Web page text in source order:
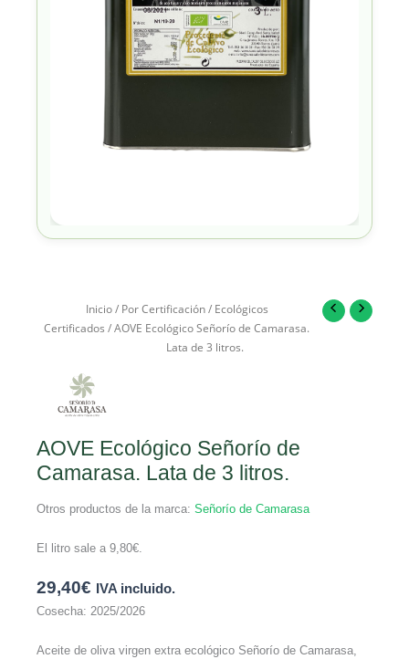
Inicio/ Por Certificación/ Ecológicos
Certificados / AOVE Ecológico Señorío de Camarasa.
Lata de 3 litros.
AOVE Ecológico Señorío de
Camarasa. Lata de 3 litros.
Otros productos de la marca: Señorío de Camarasa
El litro sale a 9,80€
29,40€ IVA incluido.
Cosecha: 2025/2026
Aceite de oliva virgen extra ecológico Señorío de Camarasa,